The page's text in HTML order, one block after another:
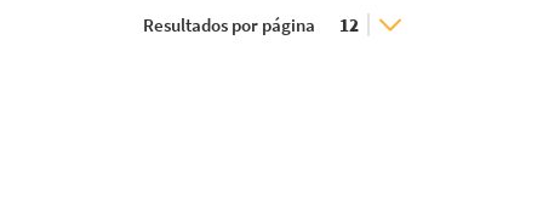
Resultados por página